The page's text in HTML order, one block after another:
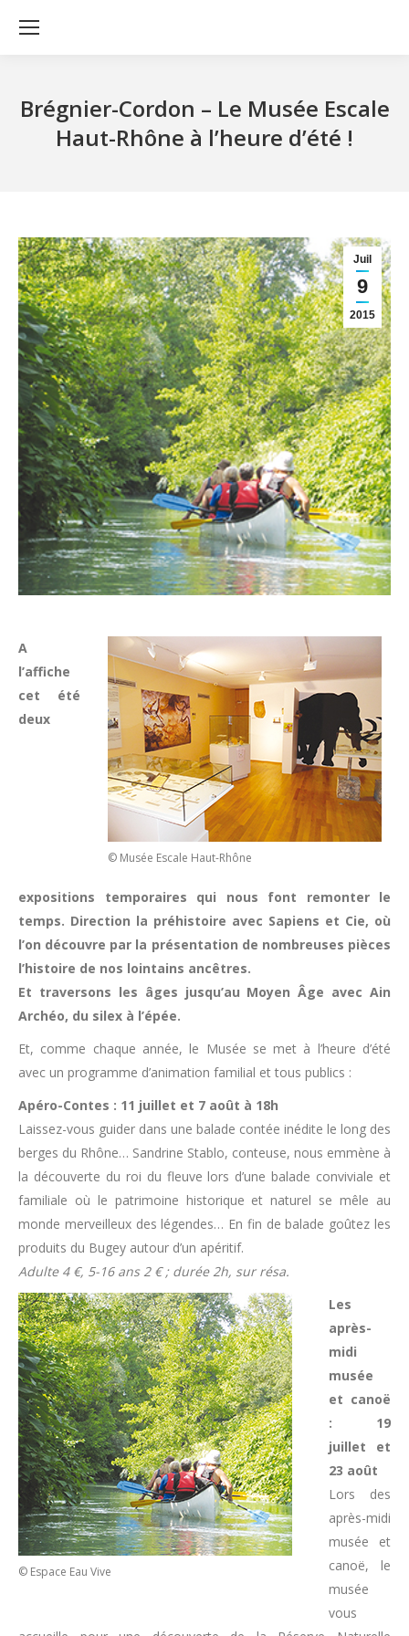
Brégnier-Cordon – Le Musée Escale
Haut-Rhône à l’heure d’été !
Juil
9
2015
© Musée Escale Haut-Rhône
A
l’affiche
cet été
deux
expositions temporaires qui nous font remonter le
temps. Direction la préhistoire avec Sapiens et Cie, où
l’on découvre par la présentation de nombreuses pièces
l’histoire de nos lointains ancêtres.
Et traversons les âges jusqu’au Moyen Âge avec Ain
Archéo, du silex à l’épée.
Et, comme chaque année, le Musée se met à l’heure d’été
avec un programme d’animation familial et tous publics :
Apéro-Contes : 11 juillet et 7 août à 18h
Laissez-vous guider dans une balade contée inédite le long des
berges du Rhône… Sandrine Stablo, conteuse, nous emmène à
la découverte du roi du fleuve lors d’une balade conviviale et
familiale où le patrimoine historique et naturel se mêle au
monde merveilleux des légendes… En fin de balade goûtez les
produits du Bugey autour d’un apéritif.
Adulte 4 €, 5-16 ans 2 € ; durée 2h, sur résa.
© Espace Eau Vive
Les
après-
midi
musée
et canoë
: 19
juillet et
23 août
Lors des
après-midi
musée et
canoë, le
musée
vous